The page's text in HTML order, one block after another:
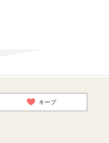
キープ